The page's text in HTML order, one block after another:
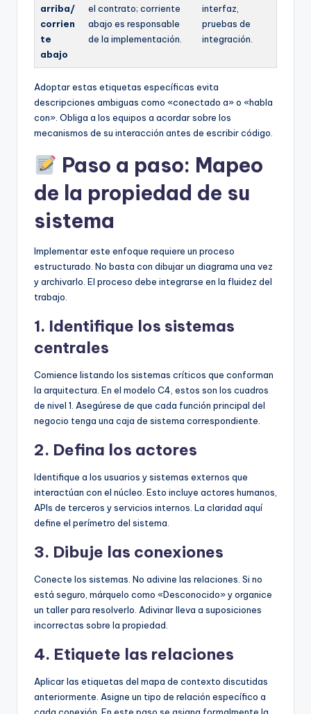
arriba/
corrien
te
abajo
el contrato; corriente
abajo es responsable
de la implementación.
interfaz,
pruebas de
integración.
Adoptar estas etiquetas específicas evita
descripciones ambiguas como «conectado a» o «habla
con». Obliga a los equipos a acordar sobre los
mecanismos de su interacción antes de escribir código.
Paso a paso: Mapeo
de la propiedad de su
sistema
Implementar este enfoque requiere un proceso
estructurado. No basta con dibujar un diagrama una vez
y archivarlo. El proceso debe integrarse en la fluidez del
trabajo.
1. Identifique los sistemas
centrales
Comience listando los sistemas críticos que conforman
la arquitectura. En el modelo C4, estos son los cuadros
de nivel 1. Asegúrese de que cada función principal del
negocio tenga una caja de sistema correspondiente.
2. Defina los actores
Identifique a los usuarios y sistemas externos que
interactúan con el núcleo. Esto incluye actores humanos,
APIs de terceros y servicios internos. La claridad aquí
define el perímetro del sistema.
3. Dibuje las conexiones
Conecte los sistemas. No adivine las relaciones. Si no
está seguro, márquelo como «Desconocido» y organice
un taller para resolverlo. Adivinar lleva a suposiciones
incorrectas sobre la propiedad.
4. Etiquete las relaciones
Aplicar las etiquetas del mapa de contexto discutidas
anteriormente. Asigne un tipo de relación específico a